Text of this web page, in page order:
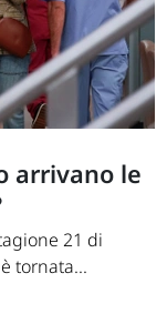
arrivano le
21 di
tornata...